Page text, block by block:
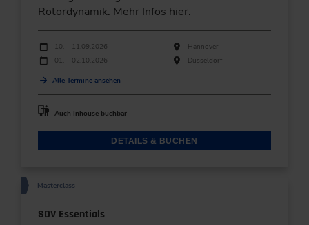
Rotordynamik. Mehr Infos hier.
Durchführungen
Veranstaltungsdatum
10. – 11.09.2026
Hannover
01. – 02.10.2026
Düsseldorf
Alle Termine ansehen
Auch Inhouse buchbar
DETAILS & BUCHEN
Masterclass
SDV Essentials